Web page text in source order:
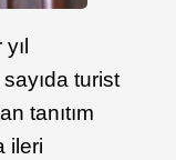
turist
tanıtım
ileri